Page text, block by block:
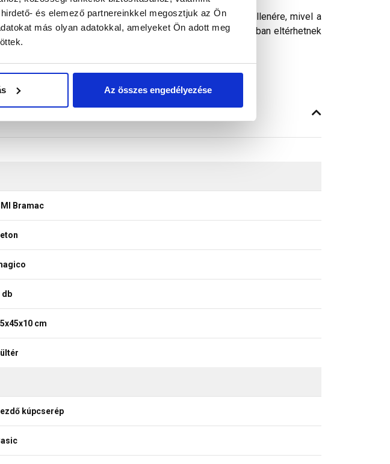
és elemező partnereinkkel megosztjuk az Ön
más olyan adatokkal, amelyeket Ön adott meg
Az összes engedélyezése
a lehető leginkább valósághű megjelenítését. Ennek ellenére, mivel a
ban a valóságot, a képeken látható színek árnyalataikban eltérhetnek
Bramac
db
cm
kúpcserép